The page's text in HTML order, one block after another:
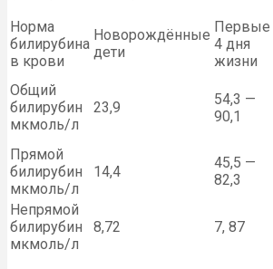
Норма
билирубина
в крови
Новорождённые
дети
Первые
4 дня
жизни
Общий
билирубин
мкмоль/л
23,9
54,3 —
90,1
Прямой
билирубин
мкмоль/л
14,4
45,5 —
82,3
Непрямой
билирубин
мкмоль/л
8,72 7, 87